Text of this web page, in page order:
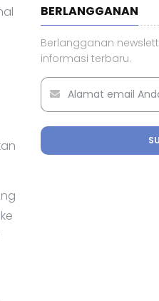
BERLANGGANAN
Berlangganan
informasi terbaru.